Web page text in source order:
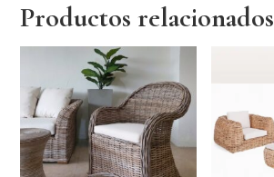
Productos relacionados